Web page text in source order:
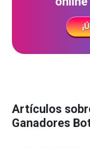
Artículos
Ganadores